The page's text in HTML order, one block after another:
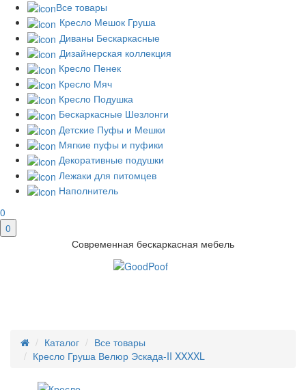
Все товары
Кресло Мешок Груша
Диваны Бескаркасные
Дизайнерская коллекция
Кресло Пенек
Кресло Мяч
Кресло Подушка
Бескаркасные Шезлонги
Детские Пуфы и Мешки
Мягкие пуфы и пуфики
Декоративные подушки
Лежаки для питомцев
Наполнитель
0
0
Современная бескаркасная мебель
Каталог
Все товары
Кресло Груша Велюр Эскада-II XXXXL